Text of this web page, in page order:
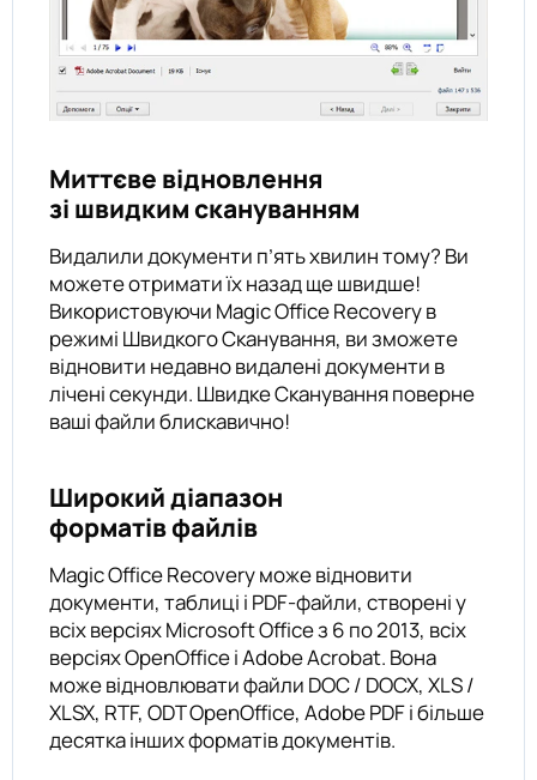
Миттєве відновлення
зі швидким скануванням
Видалили документи п’ять хвилин тому? Ви
можете отримати їх назад ще швидше!
Використовуючи Magic Office Recovery в
режимі Швидкого Сканування, ви зможете
відновити недавно видалені документи в
лічені секунди. Швидке Сканування поверне
ваші файли блискавично!
Широкий діапазон
форматів файлів
Magic Office Recovery може відновити
документи, таблиці і PDF-файли, створені у
всіх версіях Microsoft Office з 6 по 2013, всіх
версіях OpenOffice і Adobe Acrobat. Вона
може відновлювати файли DOC / DOCX, XLS /
XLSX, RTF, ODT OpenOffice, Adobe PDF і більше
десятка інших форматів документів.